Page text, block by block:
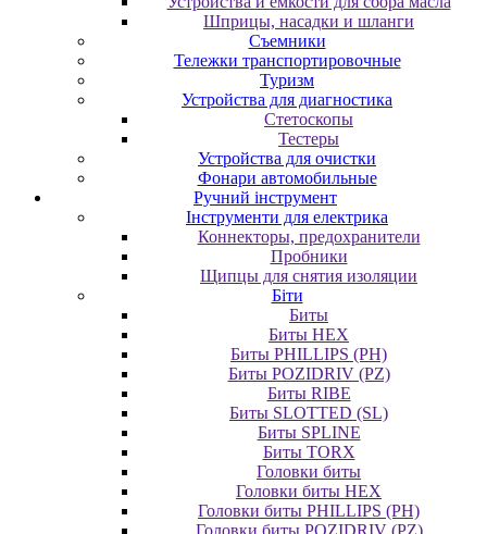
Шприцы, насадки и шланги
Съемники
Тележки транспортировочные
Туризм
Устройства для диагностика
Стетоскопы
Тестеры
Устройства для очистки
Фонари автомобильные
Ручний інструмент
Інструменти для електрика
Коннекторы, предохранители
Пробники
Щипцы для снятия изоляции
Біти
Биты
Биты HEX
Биты PHILLIPS (PH)
Биты POZIDRIV (PZ)
Биты RIBE
Биты SLOTTED (SL)
Биты SPLINE
Биты TORX
Головки биты
Головки биты HEX
Головки биты PHILLIPS (PH)
Головки биты POZIDRIV (PZ)